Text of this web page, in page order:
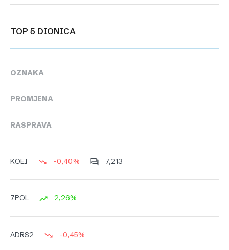
TOP 5 DIONICA
OZNAKA
PROMJENA
RASPRAVA
KOEI -0,40% 7,213
7POL 2,26%
ADRS2 -0,45%